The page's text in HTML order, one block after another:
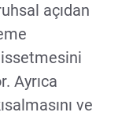
açıdan
Ayrıca
ve